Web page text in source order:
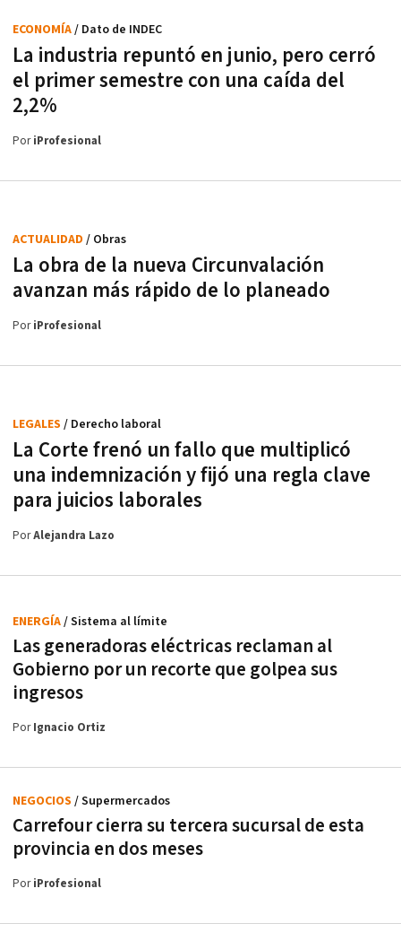
La industria repuntó en junio, pero cerró
el primer semestre con una caída del
2,2%
ECONOMÍA/ Dato de INDEC
PoriProfesional
La obra de la nueva Circunvalación
avanzan más rápido de lo planeado
ACTUALIDAD / Obras
PoriProfesional
La Corte frenó un fallo que multiplicó
una indemnización y fijó una regla clave
para juicios laborales
LEGALES / Derecho laboral
PorAlejandra Lazo
Las generadoras eléctricas reclaman al
Gobierno por un recorte que golpea sus
ingresos
ENERGÍA/ Sistema al límite
PorIgnacio Ortiz
Carrefour cierra su tercera sucursal de esta
provincia en dos meses
NEGOCIOS / Supermercados
PoriProfesional